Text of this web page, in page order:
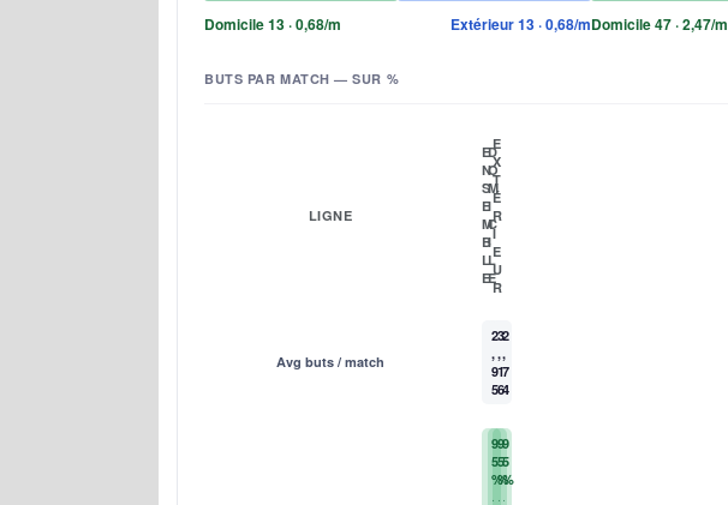
Domicile 13 · 0,68/m Extérieur 13 · 0,68/mDomicile 47 · 2,47/m
BUTS PAR MATCH — SUR %
LIGNE
E
N
S
E
M
B
L
E
D
O
M
I
C
I
L
E
E
X
T
É
R
I
E
U
R
Avg buts / match
2
,
9
5
3
,
1
6
2
,
7
4
9
5
%
9
5
%
9
5
%